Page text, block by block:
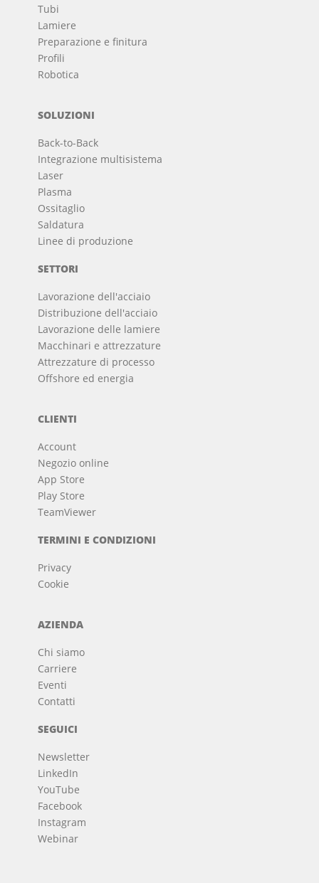
Tubi
Lamiere
Preparazione e finitura
Profili
Robotica
SOLUZIONI
Back-to-Back
Integrazione multisistema
Laser
Plasma
Ossitaglio
Saldatura
Linee di produzione
SETTORI
Lavorazione dell'acciaio
Distribuzione dell'acciaio
Lavorazione delle lamiere
Macchinari e attrezzature
Attrezzature di processo
Offshore ed energia
CLIENTI
Account
Negozio online
App Store
Play Store
TeamViewer
TERMINI E CONDIZIONI
Privacy
Cookie
AZIENDA
Chi siamo
Carriere
Eventi
Contatti
SEGUICI
Newsletter
LinkedIn
YouTube
Facebook
Instagram
Webinar